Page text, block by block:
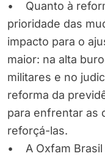
• Quanto à
prioridade das
impacto para o
maior: na alta
militares e no
reforma da
para enfrentar as
reforçá-las.
• A Oxfam Brasil